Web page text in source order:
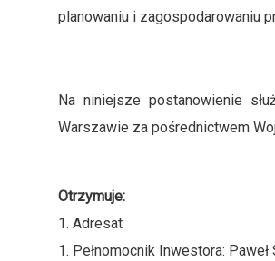
planowaniu i zagospodarowaniu
Na niniejsze postanowienie
Warszawie za pośrednictwem
Otrzymuje:
1. Adresat
1. Pełnomocnik Inwestora: